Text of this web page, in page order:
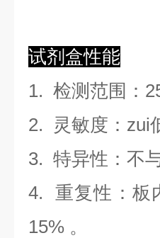
试剂盒性能
1. 检测范围 ：
2. 灵敏度：zui
3. 特异性：不
4. 重复性：板
15% 。